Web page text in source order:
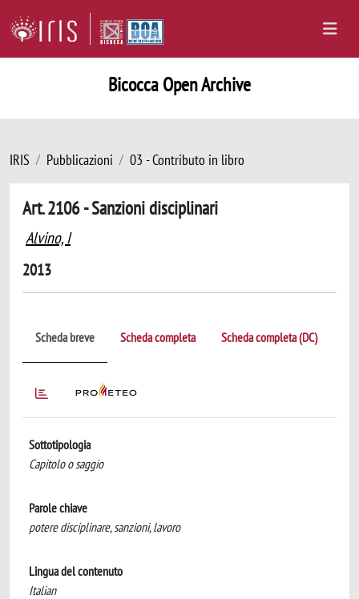
Bicocca Open Archive
IRIS Pubblicazioni 03 - Contributo in libro
Art. 2106 - Sanzioni disciplinari
Alvino, I
2013
Scheda breve Scheda completa Scheda completa (DC)
Sottotipologia
Capitolo o saggio
Parole chiave
potere disciplinare, sanzioni, lavoro
Lingua del contenuto
Italian